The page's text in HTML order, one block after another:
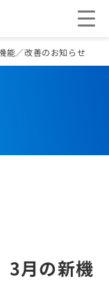
能／改善のお知らせ
3月の新機